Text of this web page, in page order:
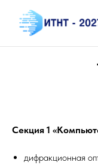
Секция 1
дифракционная